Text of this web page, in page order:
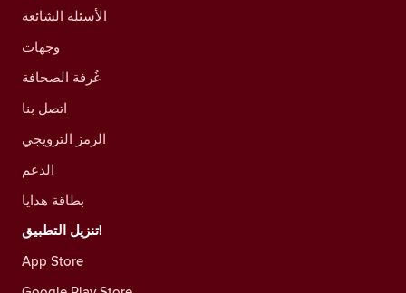
الأسئلة الشائعة
وجهات
غُرفة الصحافة
اتصل بنا
الرمز الترويجي
الدعم
بطاقة هدايا
تنزيل التطبيق!
App Store